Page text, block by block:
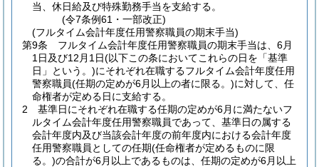
当、休日給及び特殊勤務手当を支給する。
(令7条例61・一部改正)
(フルタイム会計年度任用警察職員の期末手当)
第9条
フルタイム会計年度任用警察職員の期末手当は、6月
1日及び12月1日(以下この条においてこれらの日を「基準
日」という。)にそれぞれ在職するフルタイム会計年度任用
警察職員(任期の定めが6月以上の者に限る。)に対して、任
命権者が定める日に支給する。
2
基準日にそれぞれ在職する任期の定めが6月に満たないフ
ルタイム会計年度任用警察職員であって、基準日の属する
会計年度内及び当該会計年度の前年度内における会計年度
任用警察職員としての任期(任命権者が定めるものに限
る。)の合計が6月以上であるものは、任期の定めが6月以上